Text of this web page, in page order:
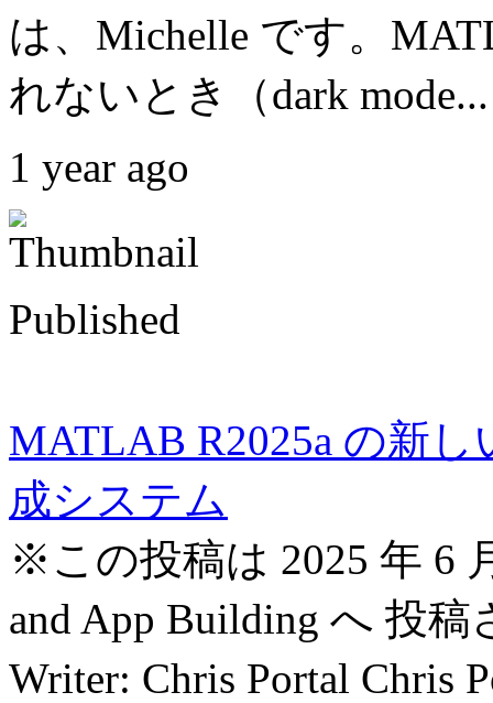
は、Michelle です。
れないとき（dark mode...
1 year ago
Published
MATLAB R2025a の新
成システム
※この投稿は 2025 年 6
and App Building へ 投
Writer: Chris Portal Chris